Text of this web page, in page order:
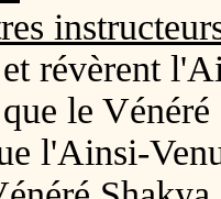
révèrent
le
l'Ainsi-